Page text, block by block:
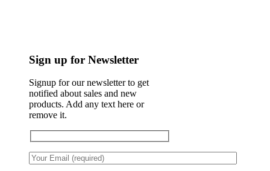
Sign up for Newsletter
Signup for our newsletter to get
notified about sales and new
products. Add any text here or
remove it.